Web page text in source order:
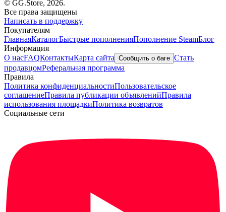
© GG.Store, 2026.
Все права защищены
Написать в поддержку
Покупателям
ГлавнаяКаталогБыстрые пополненияПополнение SteamБлог
Информация
О насFAQКонтактыКарта сайта Сообщить о баге Стать
продавцомРеферальная программа
Правила
Политика конфиденциальностиПользовательское
соглашениеПравила публикации объявленийПравила
использования площадкиПолитика возвратов
Социальные сети